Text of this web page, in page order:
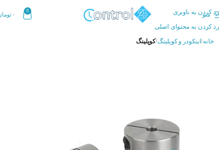
رد کردن به ناوبری
رد کردن به محتوای اصلی
منو
0
۰
خانه اینکودر و کوپلینگ کوپلینگ